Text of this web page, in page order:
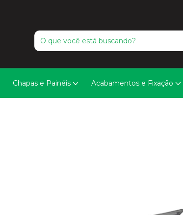
Chapas e Painéis Acabamentos e Fixação